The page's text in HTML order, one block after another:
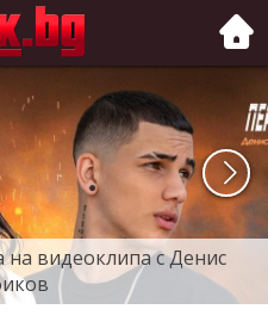
видеоклипа с Денис